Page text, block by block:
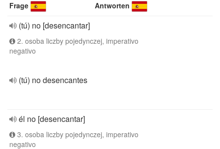
Frage Antworten
(tú) no [desencantar]
2. osoba liczby pojedynczej, imperativo
negativo
(tú) no desencantes
él no [desencantar]
3. osoba liczby pojedynczej, imperativo
negativo